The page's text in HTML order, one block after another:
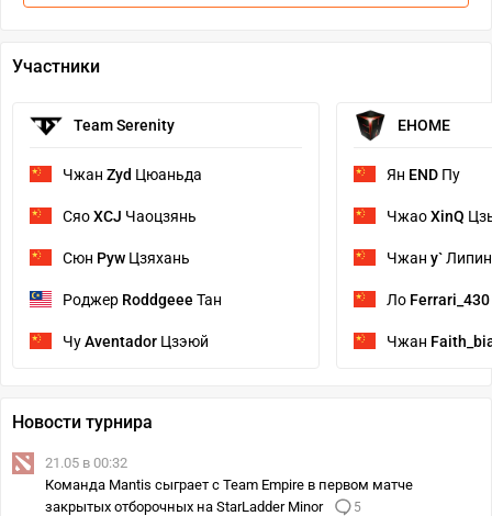
Участники
Team Serenity
Чжан Zyd Цюаньда
СяоXCJ Чаоцзянь
Сюн Pyw Цзяхань
Роджер Roddgeee Тан
ЧуAventador Цзэюй
EHOME
Ян END Пу
ЧжаоXinQ
Чжан y` Липин
Ло Ferrari_430
Чжан
Новости турнира
21.05 в 00:32
Команда Mantis сыграет с Team Empire в первом матче
закрытых отборочных на StarLadder Minor
5